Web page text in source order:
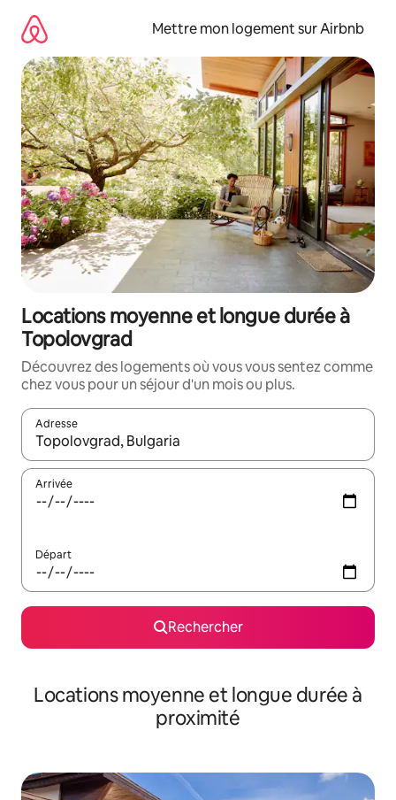
directement
contenu
Mettre mon logement sur Airbnb
Locations moyenne et longue durée à
Topolovgrad
Découvrez des logements où vous vous sentez comme
chez vous pour un séjour d'un mois ou plus.
Adresse
Lorsque les résultats s'affichent, utilisez les flèches vers le
Arrivée
Départ
Rechercher
Locations moyenne et longue durée à
proximité